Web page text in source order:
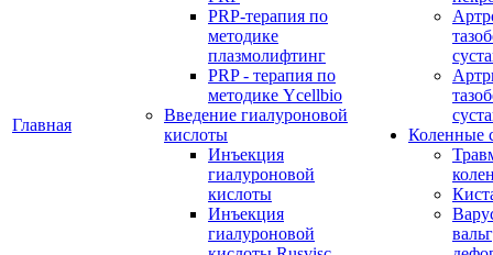
Главная
PRP-терапия по
методике
плазмолифтинг
PRP - терапия по
методике Ycellbio
Введение гиалуроновой
кислоты
Инъекция
гиалуроновой
кислоты
Инъекция
гиалуроновой
Коленные